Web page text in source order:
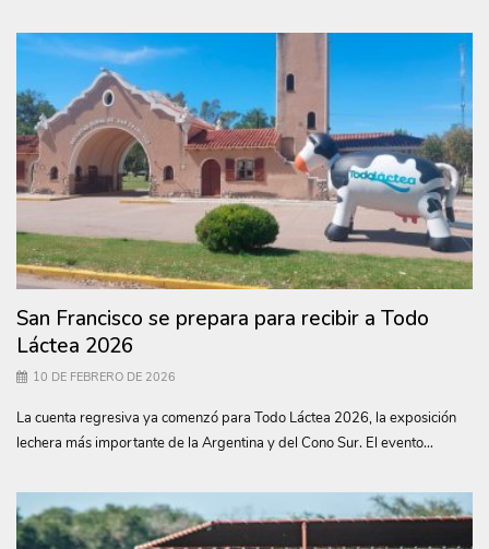
San Francisco se prepara para recibir a Todo
Láctea 2026
10 DE FEBRERO DE 2026
La cuenta regresiva ya comenzó para Todo Láctea 2026, la exposición
lechera más importante de la Argentina y del Cono Sur. El evento...